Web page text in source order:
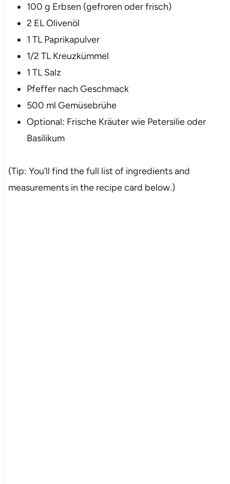
100 g Erbsen (gefroren oder frisch)
2 EL Olivenöl
1 TL Paprikapulver
1/2 TL Kreuzkümmel
1 TL Salz
Pfeffer nach Geschmack
500 ml Gemüsebrühe
Optional: Frische Kräuter wie Petersilie oder
Basilikum
(Tip: You’ll find the full list of ingredients and
measurements in the recipe card below.)